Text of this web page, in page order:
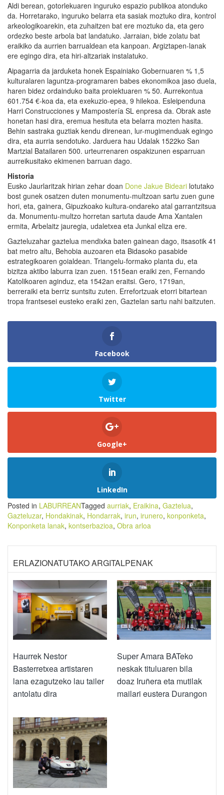
Aldi berean, gotorlekuaren inguruko espazio publikoa atonduko
da. Horretarako, inguruko belarra eta sasiak moztuko dira, kontrol
arkeologikoarekin, eta zuhaitzen bat ere moztuko da, eta gero
ordezko beste arbola bat landatuko. Jarraian, bide zolatu bat
eraikiko da aurrien barrualdean eta kanpoan. Argiztapen-lanak
ere egingo dira, eta hiri-altzariak instalatuko.
Aipagarria da jarduketa honek Espainiako Gobernuaren % 1,5
kulturalaren laguntza-programaren babes ekonomikoa jaso duela,
haren bidez ordainduko baita proiektuaren % 50. Aurrekontua
601.754 €-koa da, eta exekuzio-epea, 9 hilekoa. Esleipenduna
Harri Construcciones y Mampostería SL enpresa da. Obrak aste
honetan hasi dira, eremua hesituta eta belarra mozten hasita.
Behin sastraka guztiak kendu direnean, lur-mugimenduak egingo
dira, eta aurria sendotuko. Jarduera hau Udalak 1522ko San
Martzial Batailaren 500. urteurrenaren ospakizunen esparruan
aurreikusitako ekimenen barruan dago.
Historia
Eusko Jaurlaritzak hirian zehar doan Done Jakue Bideari lotutako
bost gunek osatzen duten monumentu-multzoan sartu zuen gune
hori, eta, gainera, Gipuzkoako kultura-ondareko atal garrantzitsua
da. Monumentu-multzo horretan sartuta daude Ama Xantalen
ermita, Arbelaitz jauregia, udaletxea eta Junkal eliza ere.
Gazteluzahar gaztelua mendixka baten gainean dago, itsasotik 41
bat metro altu, Behobia auzoaren eta Bidasoko pasabide
estrategikoaren goialdean. Triangelu-formako planta du, eta
bizitza aktibo laburra izan zuen. 1515ean eraiki zen, Fernando
Katolikoaren aginduz, eta 1542an eraitsi. Gero, 1719an,
berreraiki eta berriz suntsitu zuten. Errefortzuak etorri bitartean
tropa frantsesei eusteko eraiki zen, Gaztelan sartu nahi baitzuten.
Facebook
Twitter
Google+
LinkedIn
Posted in LABURREANTagged aurriak, Eraikina, Gaztelua,
Gazteluzar, Hondakinak, Hondarrak, irun, irunero, konponketa,
Konponketa lanak, kontserbazioa, Obra arloa
ERLAZIONATUTAKO ARGITALPENAK
Haurrek Nestor
Basterretxea artistaren
lana ezagutzeko lau tailer
antolatu dira
Super Amara BATeko
neskak tituluaren bila
doaz Iruñera eta mutilak
mailari eustera Durangon